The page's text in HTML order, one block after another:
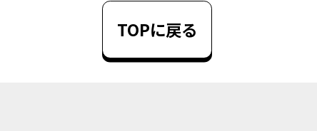
TOPに戻る